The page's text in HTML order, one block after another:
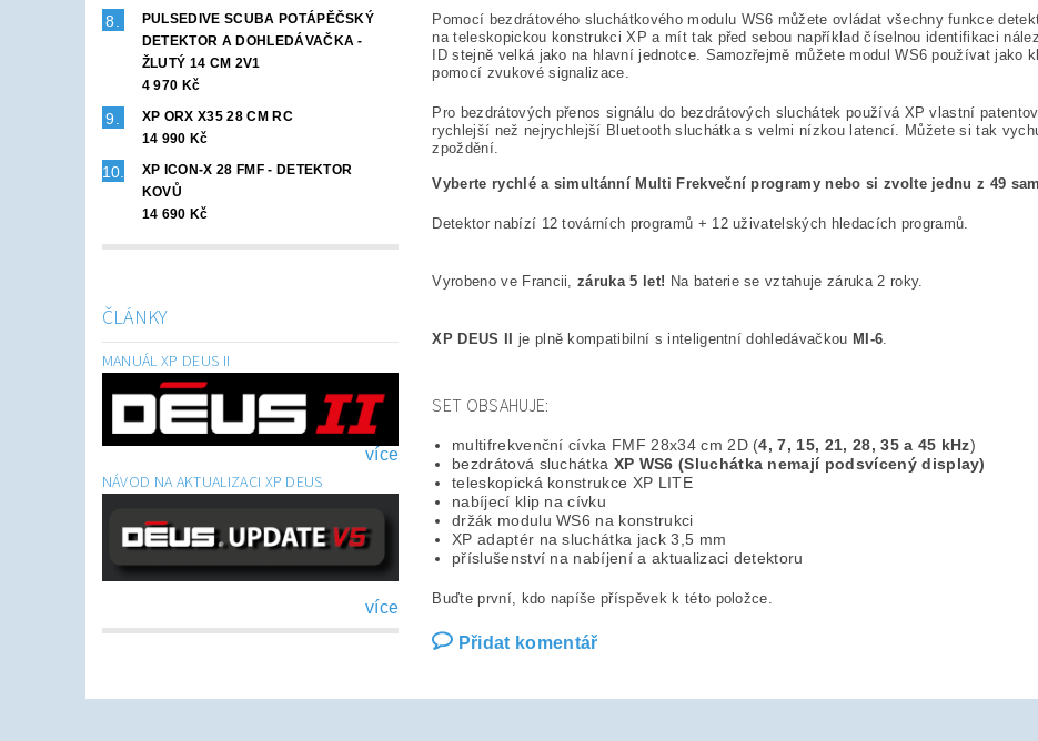
PULSEDIVE SCUBA POTÁPĚČSKÝ
DETEKTOR A DOHLEDÁVAČKA -
ŽLUTÝ 14 CM 2V1
4 970 Kč
XP ORX X35 28 CM RC
14 990 Kč
XP ICON-X 28 FMF - DETEKTOR
KOVŮ
14 690 Kč
ČLÁNKY
MANUÁL XP DEUS II
více
NÁVOD NA AKTUALIZACI XP DEUS
více
Pomocí bezdrátového sluchátkového modulu WS6 můžete ovládat všechny funkce
na teleskopickou konstrukci XP a mít tak před sebou například číselnou identifikaci
ID stejně velká jako na hlavní jednotce. Samozřejmě můžete modul WS6 používat
pomocí zvukové signalizace.
Pro bezdrátových přenos signálu do bezdrátových sluchátek používá XP vlastní
rychlejší než nejrychlejší Bluetooth sluchátka s velmi nízkou latencí. Můžete si tak
zpoždění.
Vyberte rychlé a simultánní Multi Frekveční programy nebo si zvolte jednu z 49
Detektor nabízí 12 továrních programů + 12 uživatelských hledacích programů.
Vyrobeno ve Francii,záruka 5 let! Na baterie se vztahuje záruka 2 roky.
XP DEUS II je plně kompatibilní s inteligentní dohledávačkou MI-6.
SET OBSAHUJE:
multifrekvenční cívka FMF 28x34 cm 2D (4, 7, 15, 21, 28, 35 a 45 kHz)
bezdrátová sluchátka XP WS6 (Sluchátka nemají podsvícený display)
teleskopická konstrukce XP LITE
nabíjecí klip na cívku
držák modulu WS6 na konstrukci
XP adaptér na sluchátka jack 3,5 mm
příslušenství na nabíjení a aktualizaci detektoru
Buďte první, kdo napíše příspěvek k této položce.
Přidat komentář